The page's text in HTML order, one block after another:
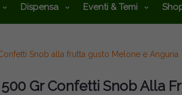
Dispensa Eventi & Temi
Snob alla frutta gusto Melone e Anguria
500 Gr Confetti Snob Alla